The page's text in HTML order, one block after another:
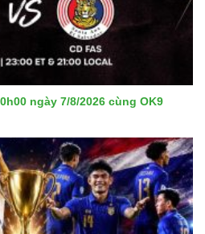
ngày 7/8/2026 cùng OK9